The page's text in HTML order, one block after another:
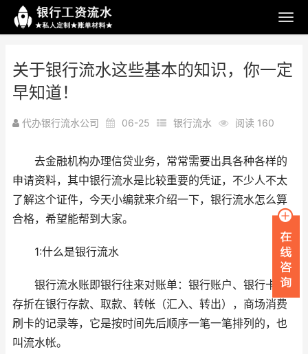
关于银行流水这些基本的知识，你一定
早知道！
代办银行流水公司 06-25 银行流水 阅读 160
去金融机构办理信贷业务，常常需要出具各种各样的
申请资料，其中银行流水是比较重要的凭证，不少人不太
了解这个证件，今天小编就来介绍一下，银行流水怎么算
合格，希望能帮到大家。
1:什么是银行流水
银行流水账即银行往来对账单：银行账户、银行卡或
存折在银行存款、取款、转帐（汇入、转出），商场消费
刷卡的记录等，它是按时间先后顺序一笔一笔排列的，也
叫流水帐。